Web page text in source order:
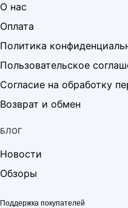
О нас
Оплата
Политика
Пользовательское
Согласие на обработку
Возврат и обмен
БЛОГ
Новости
Обзоры
Поддержка покупателей